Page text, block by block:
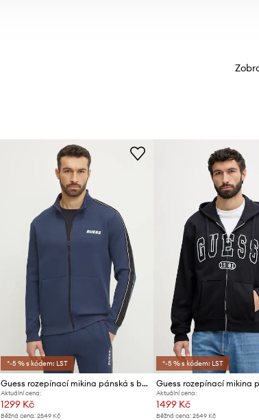
*-5 % s kódem: LST
Guess rozepínací mikina pánská s bavlnou MICKEY
Aktuální cena:
1299 Kč
Běžná cena:2549 Kč
*-5 % s kódem: LST
Aktuální cena:
1499 Kč
Běžná cena: 2549 Kč